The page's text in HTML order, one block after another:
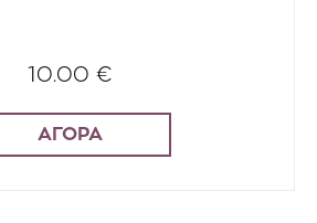
10.00 €
ΑΓΟΡΑ